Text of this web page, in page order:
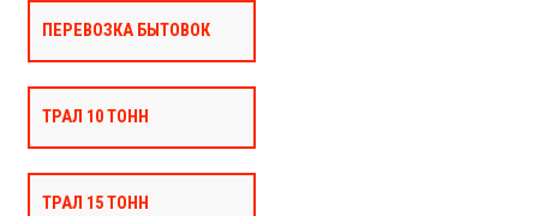
ПЕРЕВОЗКА БЫТОВОК
ТРАЛ 10 ТОНН
ТРАЛ 15 ТОНН